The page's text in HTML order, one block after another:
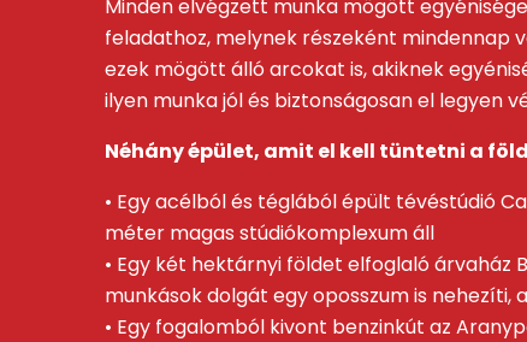
Minden elvégzett munka mögött
feladathoz, melynek részeként mindennap
ezek mögött álló arcokat is, akiknek
ilyen munka jól és biztonságosan el legyen
Néhány épület, amit el kell tüntetni a
• Egy acélból és téglából épült tévéstúdió
méter magas stúdiókomplexum áll
• Egy két hektárnyi földet elfoglaló árvaház
munkások dolgát egy oposszum is
• Egy fogalomból kivont benzinkút az